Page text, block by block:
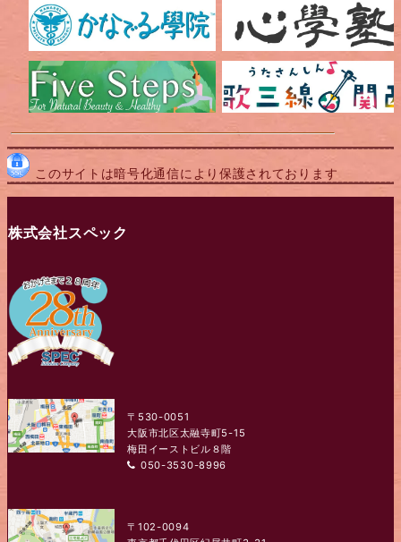
このサイトは暗号化通信により保護されております
株式会社スペック
〒530-0051
大阪市北区太融寺町5-15
梅田イーストビル８階
050-3530-8996
〒102-0094